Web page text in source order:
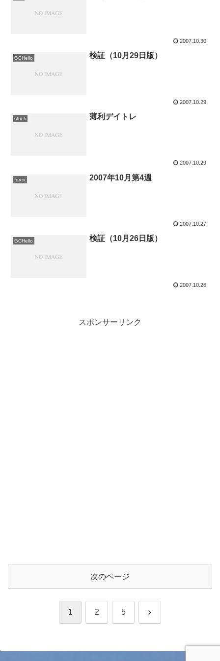
2007.10.30
GCHello 検証（10月29日版）
2007.10.29
stock 薄利デイトレ
2007.10.29
forex 2007年10月第4週
2007.10.27
GCHello 検証（10月26日版）
2007.10.26
スポンサーリンク
次のページ
1 2 5 次